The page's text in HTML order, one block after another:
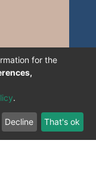
for the
.
Decline That's ok